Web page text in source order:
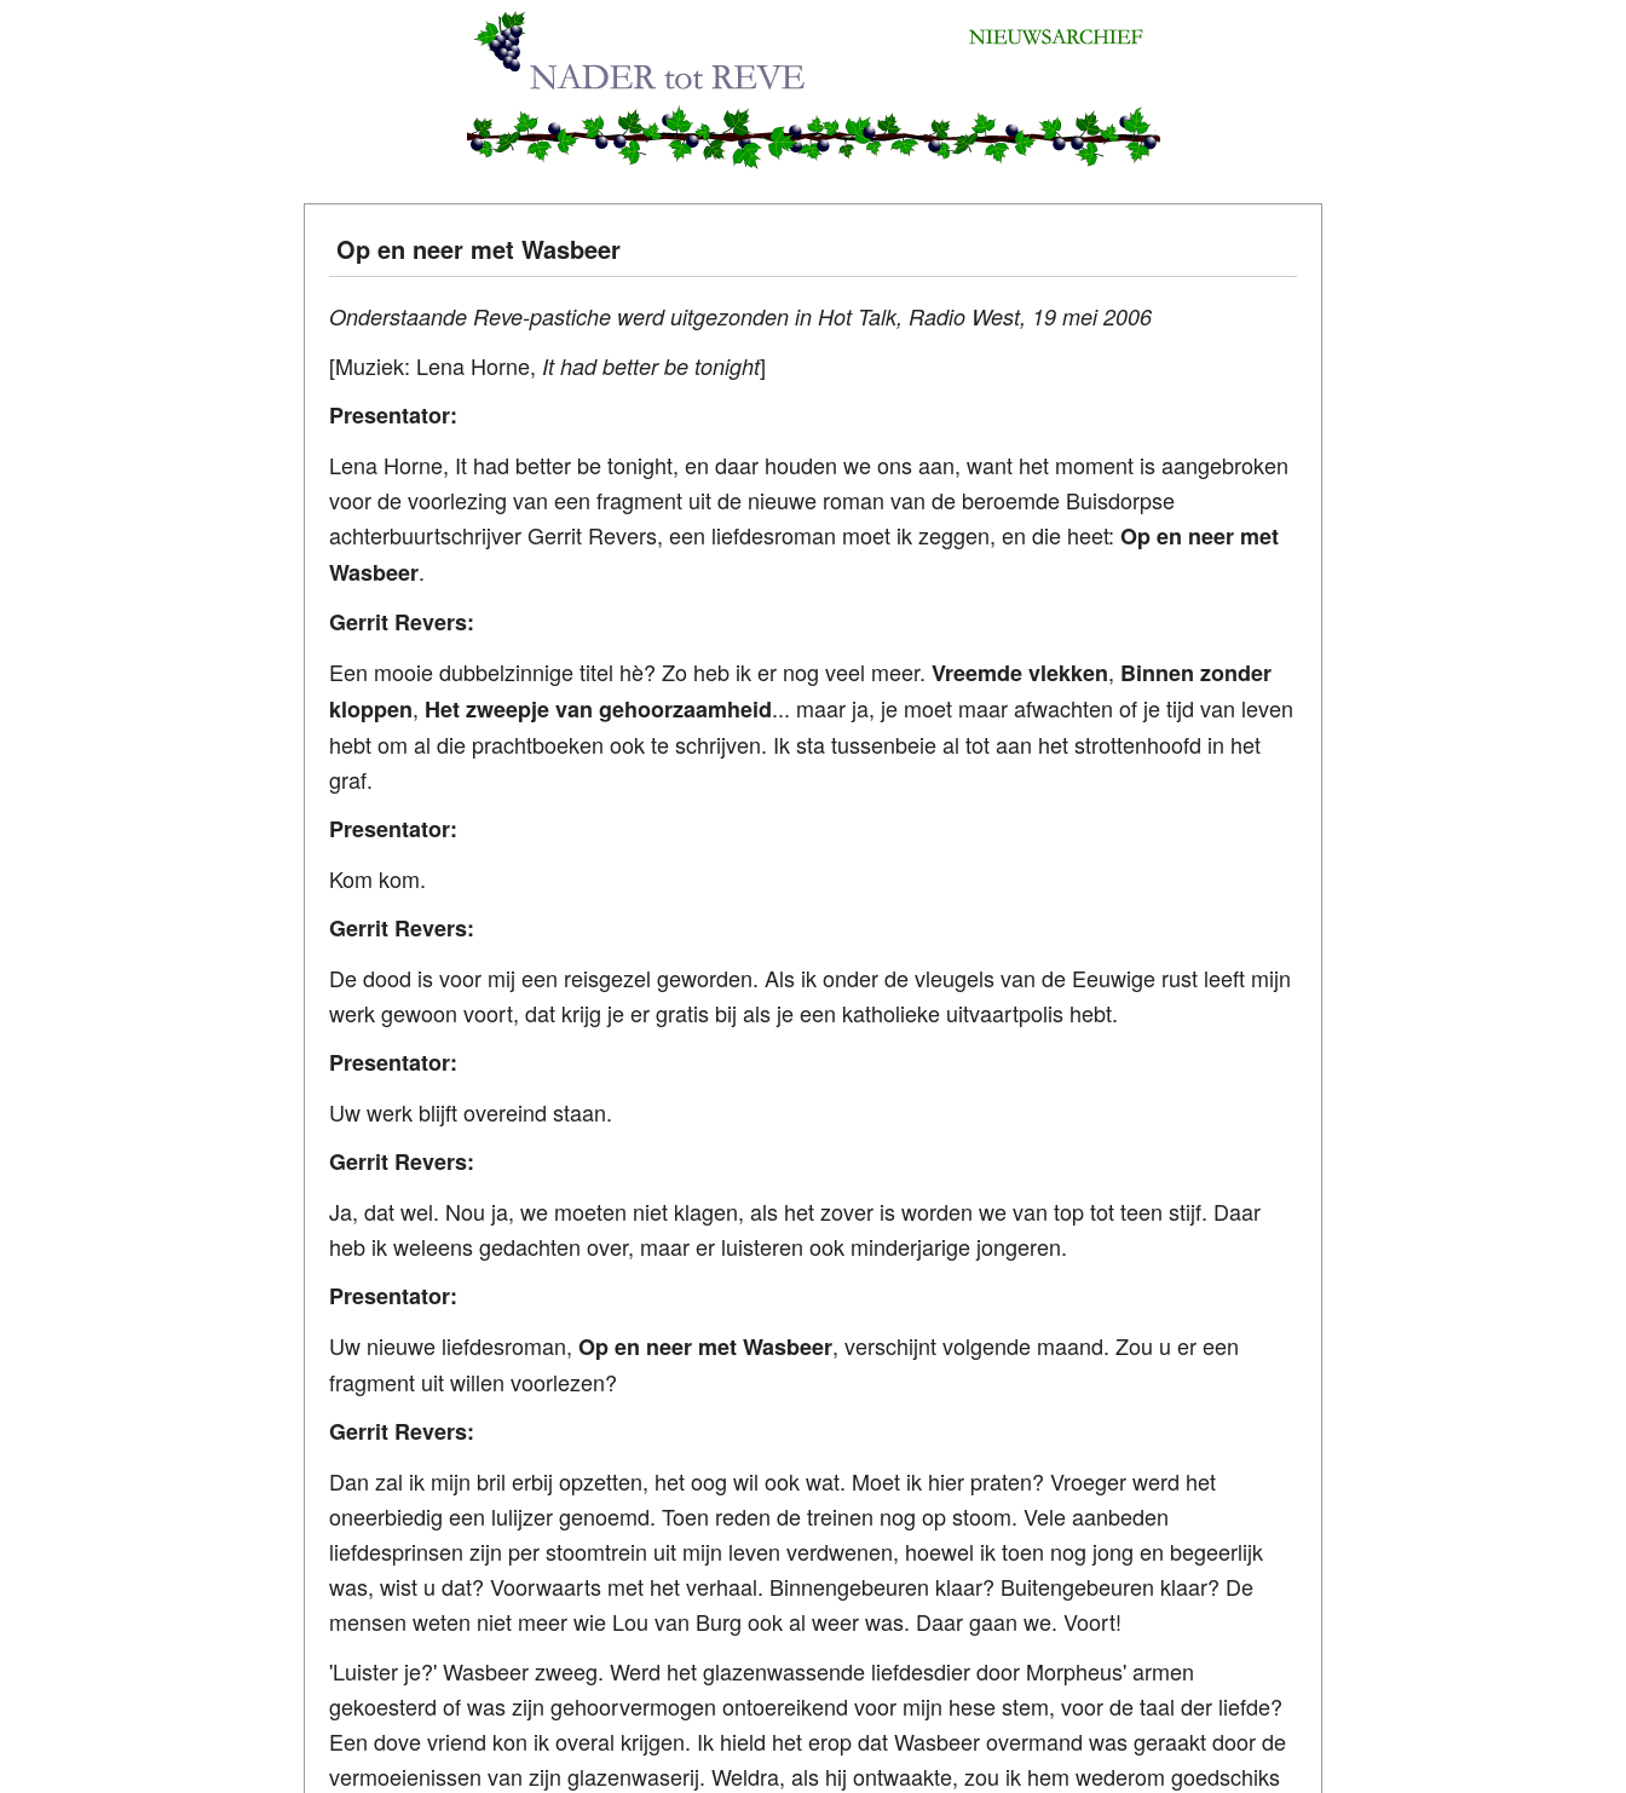
Op en neer met Wasbeer
Onderstaande Reve-pastiche werd uitgezonden in Hot Talk, Radio West, 19 mei 2006
[Muziek: Lena Horne, It had better be tonight]
Presentator:
Lena Horne, It had better be tonight, en daar houden we ons aan, want het moment is aangebroken
voor de voorlezing van een fragment uit de nieuwe roman van de beroemde Buisdorpse
achterbuurtschrijver Gerrit Revers, een liefdesroman moet ik zeggen, en die heet: Op en neer met
Wasbeer.
Gerrit Revers:
Een mooie dubbelzinnige titel hè? Zo heb ik er nog veel meer. Vreemde vlekken, Binnen zonder
kloppen, Het zweepje van gehoorzaamheid... maar ja, je moet maar afwachten of je tijd van leven
hebt om al die prachtboeken ook te schrijven. Ik sta tussenbeie al tot aan het strottenhoofd in het
graf.
Presentator:
Kom kom.
Gerrit Revers:
De dood is voor mij een reisgezel geworden. Als ik onder de vleugels van de Eeuwige rust leeft mijn
werk gewoon voort, dat krijg je er gratis bij als je een katholieke uitvaartpolis hebt.
Presentator:
Uw werk blijft overeind staan.
Gerrit Revers:
Ja, dat wel. Nou ja, we moeten niet klagen, als het zover is worden we van top tot teen stijf. Daar
heb ik weleens gedachten over, maar er luisteren ook minderjarige jongeren.
Presentator:
Uw nieuwe liefdesroman, Op en neer met Wasbeer, verschijnt volgende maand. Zou u er een
fragment uit willen voorlezen?
Gerrit Revers:
Dan zal ik mijn bril erbij opzetten, het oog wil ook wat. Moet ik hier praten? Vroeger werd het
oneerbiedig een lulijzer genoemd. Toen reden de treinen nog op stoom. Vele aanbeden
liefdesprinsen zijn per stoomtrein uit mijn leven verdwenen, hoewel ik toen nog jong en begeerlijk
was, wist u dat? Voorwaarts met het verhaal. Binnengebeuren klaar? Buitengebeuren klaar? De
mensen weten niet meer wie Lou van Burg ook al weer was. Daar gaan we. Voort!
'Luister je?' Wasbeer zweeg. Werd het glazenwassende liefdesdier door Morpheus' armen
gekoesterd of was zijn gehoorvermogen ontoereikend voor mijn hese stem, voor de taal der liefde?
Een dove vriend kon ik overal krijgen. Ik hield het erop dat Wasbeer overmand was geraakt door de
vermoeienissen van zijn glazenwaserij. Weldra, als hij ontwaakte, zou ik hem wederom goedschiks